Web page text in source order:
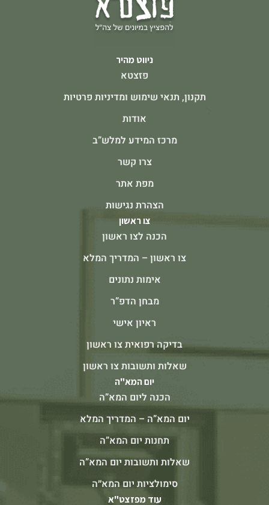
ניווט מהיר
פזצטא
תקנון, תנאי שימוש ומדיניות פרטיות
אודות
מרכז המידע למלש”ב
צרו קשר
מפת אתר
הצהרת נגישות
צו ראשון
הכנה לצו ראשון
צו ראשון – המדריך המלא
אימות נתונים
מבחן הדפ”ר
ראיון אישי
בדיקה רפואית צו ראשון
שאלות ותשובות צו ראשון
יום המא"ה
הכנה ליום המא”ה
יום המא”ה – המדריך המלא
תחנות יום המא”ה
שאלות ותשובות יום המא”ה
סימולציות יום המא״ה
עוד מפזצט"א